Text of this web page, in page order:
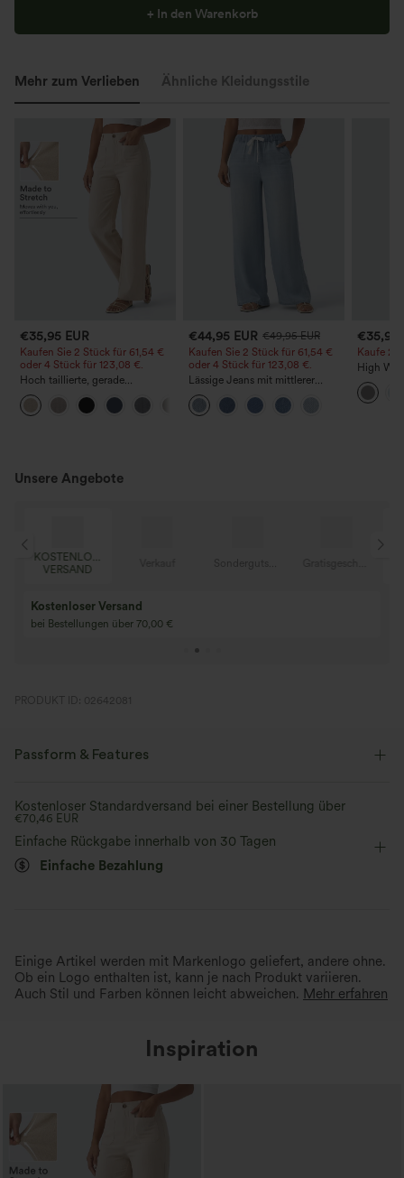
+ In den Warenkorb
Mehr zum Verlieben Ähnliche Kleidungsstile
€35,95 EUR
Kaufen Sie 2 Stück für 61,54 €
oder 4 Stück für 123,08 €.
Hoch taillierte, gerade
geschnittene, legere Leinen-
Optik-Hose mit Taschen
€44,95 EUR €49,95 EUR
Kaufen Sie 2 Stück für 61,54 €
oder 4 Stück für 123,08 €.
Lässige Jeans mit mittlerer
Bundhöhe, Kordelzug und
Taschen
€35,95
Kaufe 2,
High
Straight
Unsere Angebote
KOSTENLOSER
VERSAND
Kostenloser Versand
bei Bestellungen über 70,00 €
PRODUKT ID: 02642081
Passform & Features
flacher Bund Seitentaschen gerollter Saum
Plissiert Reißverschluss lässig
mit hohem Bund gerades Bein
Kostenloser Standardversand bei einer Bestellung über
€70,46 EUR
Einfache Rückgabe innerhalb von 30 Tagen
Einfache Bezahlung
Einige Artikel werden mit Markenlogo geliefert, andere ohne.
Ob ein Logo enthalten ist, kann je nach Produkt variieren.
Auch Stil und Farben können leicht abweichen. Mehr erfahren
Inspiration